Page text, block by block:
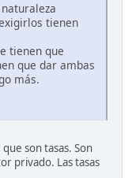
tienen
tienen que
que dar ambas
más.
son tasas. Son
privado. Las tasas